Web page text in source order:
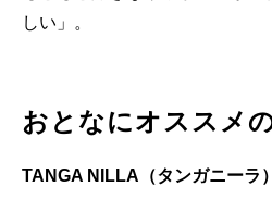
しい」。
おとなにオススメ
TANGA NILLA（タンガニーラ）